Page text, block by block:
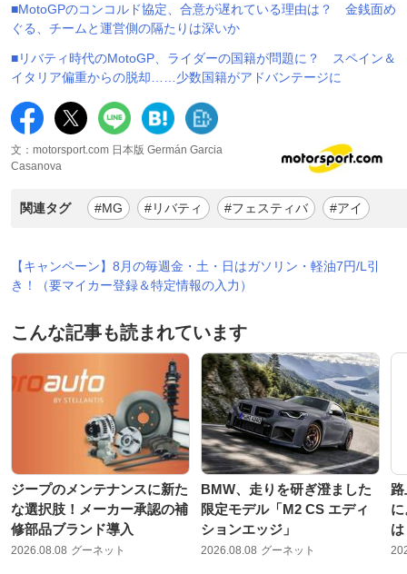
■MotoGPのコンコルド協定、合意が遅れている理由は？ 金銭面め
ぐる、チームと運営側の隔たりは深いか
■リバティ時代のMotoGP、ライダーの国籍が問題に？ スペイン＆
イタリア偏重からの脱却……少数国籍がアドバンテージに
文：motorsport.com 日本版 Germán Garcia
Casanova
関連タグ #MG #リバティ #フェスティバ #アイ
【キャンペーン】8月の毎週金・土・日はガソリン・軽油7円/L引
き！（要マイカー登録＆特定情報の入力）
こんな記事も読まれています
ジープのメンテナンスに新た
な選択肢！メーカー承認の補
修部品ブランド導入
2026.08.08 グーネット
BMW、走りを研ぎ澄ました
限定モデル「M2 CS エディ
ションエッジ」
2026.08.08 グーネット